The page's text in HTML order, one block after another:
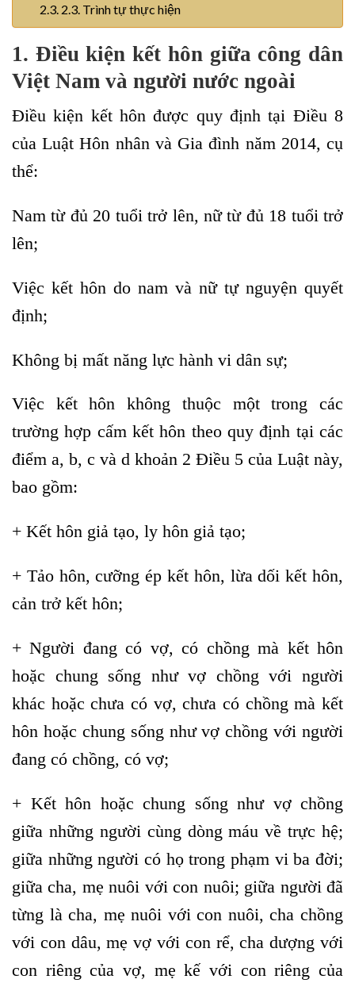
2.3. Trình tự thực hiện
1. Điều kiện kết hôn giữa công dân
Việt Nam và người nước ngoài
Điều kiện kết hôn được quy định tại Điều 8
của Luật Hôn nhân và Gia đình năm 2014, cụ
thể:
Nam từ đủ 20 tuổi trở lên, nữ từ đủ 18 tuổi trở
lên;
Việc kết hôn do nam và nữ tự nguyện quyết
định;
Không bị mất năng lực hành vi dân sự;
Việc kết hôn không thuộc một trong các
trường hợp cấm kết hôn theo quy định tại các
điểm a, b, c và d khoản 2 Điều 5 của Luật này,
bao gồm:
+ Kết hôn giả tạo, ly hôn giả tạo;
+ Tảo hôn, cưỡng ép kết hôn, lừa dối kết hôn,
cản trở kết hôn;
+ Người đang có vợ, có chồng mà kết hôn
hoặc chung sống như vợ chồng với người
khác hoặc chưa có vợ, chưa có chồng mà kết
hôn hoặc chung sống như vợ chồng với người
đang có chồng, có vợ;
+ Kết hôn hoặc chung sống như vợ chồng
giữa những người cùng dòng máu về trực hệ;
giữa những người có họ trong phạm vi ba đời;
giữa cha, mẹ nuôi với con nuôi; giữa người đã
từng là cha, mẹ nuôi với con nuôi, cha chồng
với con dâu, mẹ vợ với con rể, cha dượng với
con riêng của vợ, mẹ kế với con riêng của